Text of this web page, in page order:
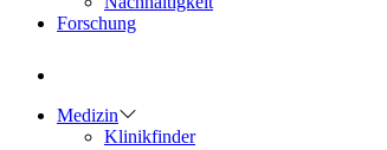
Forschung
Medizin
Klinikfinder